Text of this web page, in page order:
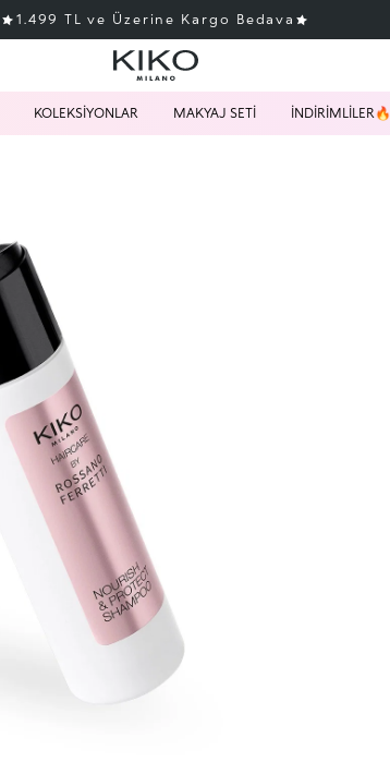
1.499 TL ve Üzerine Kargo Bedava
KOLEKSİYONLAR MAKYAJ SETİ İNDİRİMLİLER🔥